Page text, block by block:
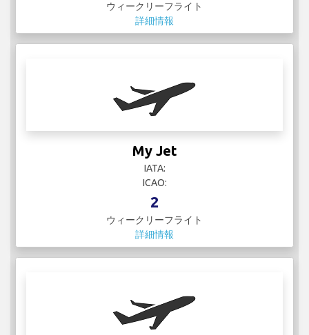
ウィークリーフライト
詳細情報
My Jet
IATA:
ICAO:
2
ウィークリーフライト
詳細情報